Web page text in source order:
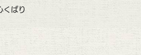
くばり